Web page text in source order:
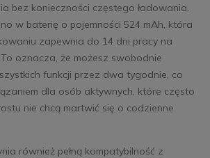
bez konieczności częstego ładowania.
w baterię o pojemności 524 mAh, która
zapewnia do 14 dni pracy na
oznacza, że możesz swobodnie
funkcji przez dwa tygodnie, co
dla osób aktywnych, które często
nie chcą martwić się o codzienne
również pełną kompatybilność z